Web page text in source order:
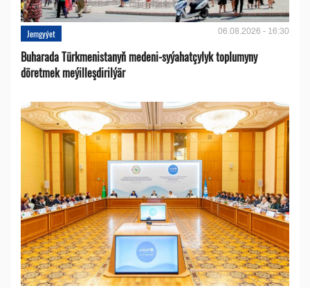
Jemgyýet 06.08.2026 - 16:30
Buharada Türkmenistanyň medeni-syýahatçylyk toplumyny
döretmek meýilleşdirilýär